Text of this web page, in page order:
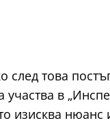
това
в
изисква нюанс